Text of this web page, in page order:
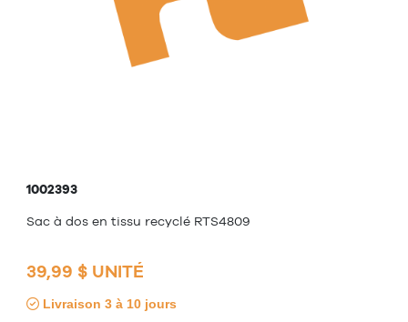
1002393
Sac à dos en tissu recyclé RTS4809
39,99 $ UNITÉ
Livraison 3 à 10 jours